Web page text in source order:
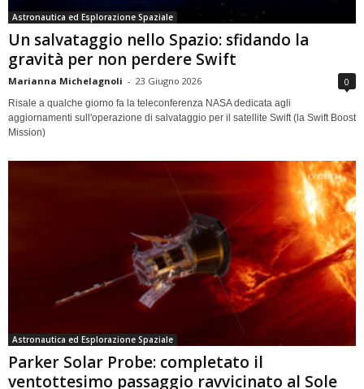
Astronautica ed Esplorazione Spaziale
Un salvataggio nello Spazio: sfidando la
gravità per non perdere Swift
Marianna Michelagnoli - 23 Giugno 2026 0
Risale a qualche giorno fa la teleconferenza NASA dedicata agli
aggiornamenti sull'operazione di salvataggio per il satellite Swift (la Swift Boost
Mission)
Astronautica ed Esplorazione Spaziale
Parker Solar Probe: completato il
ventottesimo passaggio ravvicinato al Sole